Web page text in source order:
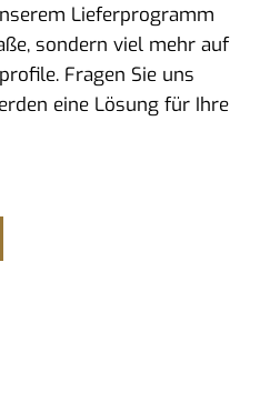
Lieferprogramm
sondern viel mehr auf
Fragen Sie uns
eine Lösung für Ihre